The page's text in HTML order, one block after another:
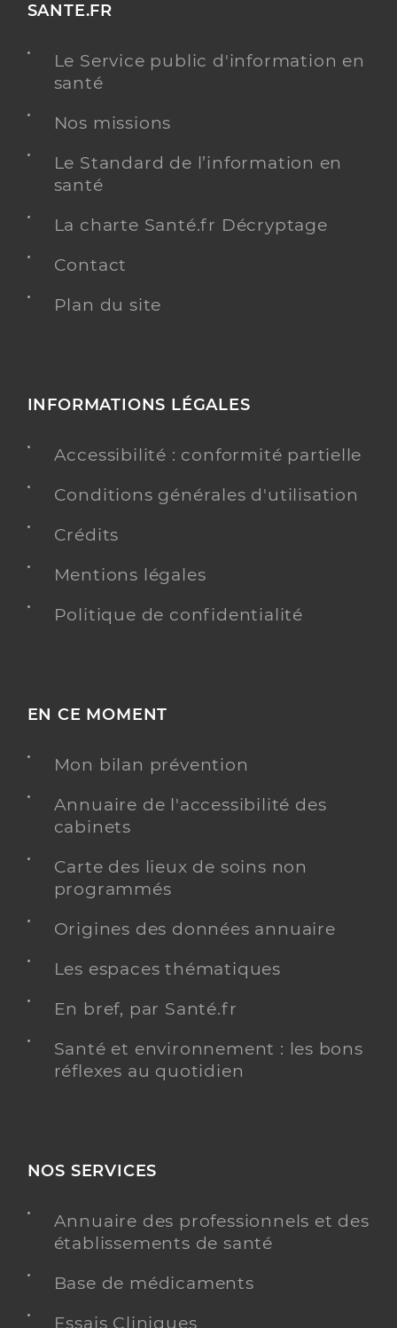
SANTE.FR
Le Service public d'information en
santé
Nos missions
Le Standard de l’information en
santé
La charte Santé.fr Décryptage
Contact
Plan du site
INFORMATIONS LÉGALES
Accessibilité : conformité partielle
Conditions générales d'utilisation
Crédits
Mentions légales
Politique de confidentialité
EN CE MOMENT
Mon bilan prévention
Annuaire de l'accessibilité des
cabinets
Carte des lieux de soins non
programmés
Origines des données annuaire
Les espaces thématiques
En bref, par Santé.fr
Santé et environnement : les bons
réflexes au quotidien
NOS SERVICES
Annuaire des professionnels et des
établissements de santé
Base de médicaments
Essais Cliniques